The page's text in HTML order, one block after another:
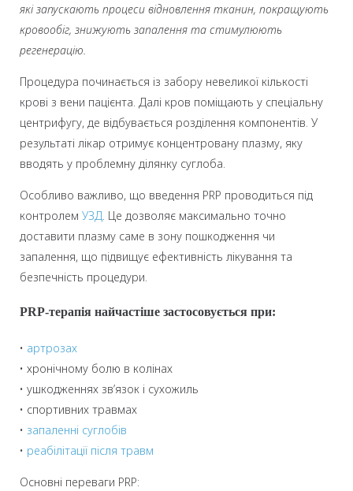
які запускають процеси відновлення тканин, покращують
кровообіг, знижують запалення та стимулюють
регенерацію.
Процедура починається із забору невеликої кількості
крові з вени пацієнта. Далі кров поміщають у спеціальну
центрифугу, де відбувається розділення компонентів. У
результаті лікар отримує концентровану плазму, яку
вводять у проблемну ділянку суглоба.
Особливо важливо, що введення PRP проводиться під
контролем УЗД. Це дозволяє максимально точно
доставити плазму саме в зону пошкодження чи
запалення, що підвищує ефективність лікування та
безпечність процедури.
PRP-терапія найчастіше застосовується при:
• артрозах
• хронічному болю в колінах
• ушкодженнях зв’язок і сухожиль
• спортивних травмах
• запаленні суглобів
• реабілітації після травм
Основні переваги PRP: